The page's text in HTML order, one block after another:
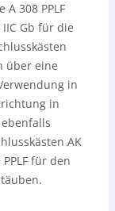
308 PPLF
Gb für die
über eine
in
in
AK
für den